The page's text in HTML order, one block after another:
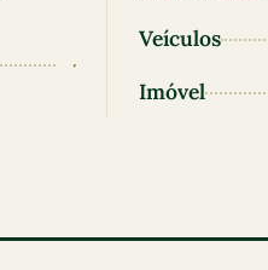
·
Veículos
Imóvel